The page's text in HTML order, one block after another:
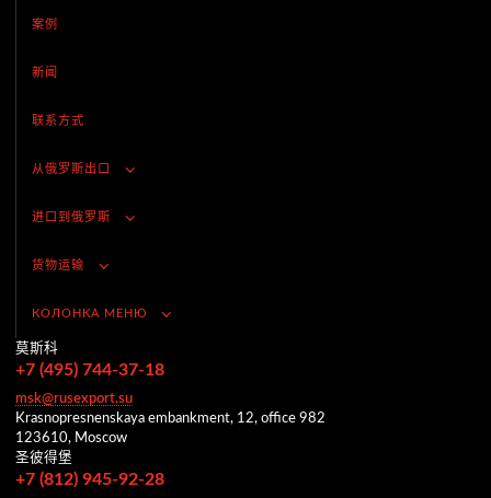
案例
新闻
联系方式
从俄罗斯出口
进口到俄罗斯
货物运输
КОЛОНКА МЕНЮ
莫斯科
+7 (495) 744-37-18
msk@rusexport.su
Krasnopresnenskaya embankment, 12, office 982
123610, Moscow
圣彼得堡
+7 (812) 945-92-28